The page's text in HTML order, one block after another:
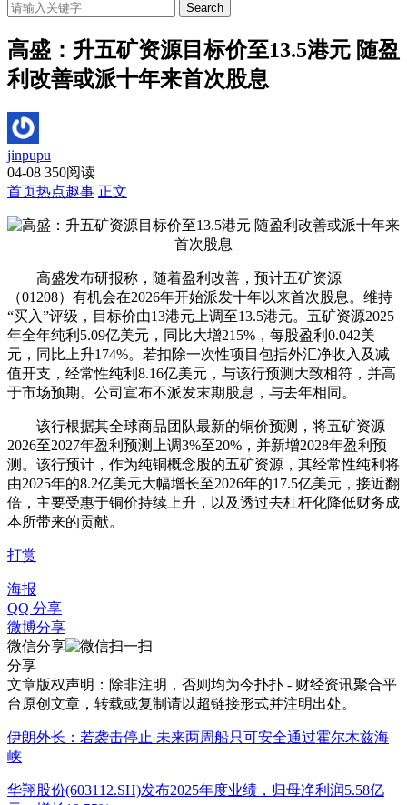
Search
高盛：升五矿资源目标价至13.5港元 随盈
利改善或派十年来首次股息
jinpupu
04-08 350阅读
首页热点趣事 正文
高盛发布研报称，随着盈利改善，预计五矿资源
（01208）有机会在2026年开始派发十年以来首次股息。维持
“买入”评级，目标价由13港元上调至13.5港元。五矿资源2025
年全年纯利5.09亿美元，同比大增215%，每股盈利0.042美
元，同比上升174%。若扣除一次性项目包括外汇净收入及减
值开支，经常性纯利8.16亿美元，与该行预测大致相符，并高
于市场预期。公司宣布不派发末期股息，与去年相同。
该行根据其全球商品团队最新的铜价预测，将五矿资源
2026至2027年盈利预测上调3%至20%，并新增2028年盈利预
测。该行预计，作为纯铜概念股的五矿资源，其经常性纯利将
由2025年的8.2亿美元大幅增长至2026年的17.5亿美元，接近翻
倍，主要受惠于铜价持续上升，以及透过去杠杆化降低财务成
本所带来的贡献。
打赏
海报
QQ 分享
微博分享
微信分享
分享
文章版权声明：除非注明，否则均为今扑扑 - 财经资讯聚合平
台 原创文章，转载或复制请以超链接形式并注明出处。
伊朗外长：若袭击停止 未来两周船只可安全通过霍尔木兹海
峡
华翔股份(603112.SH)发布2025年度业绩，归母净利润5.58亿